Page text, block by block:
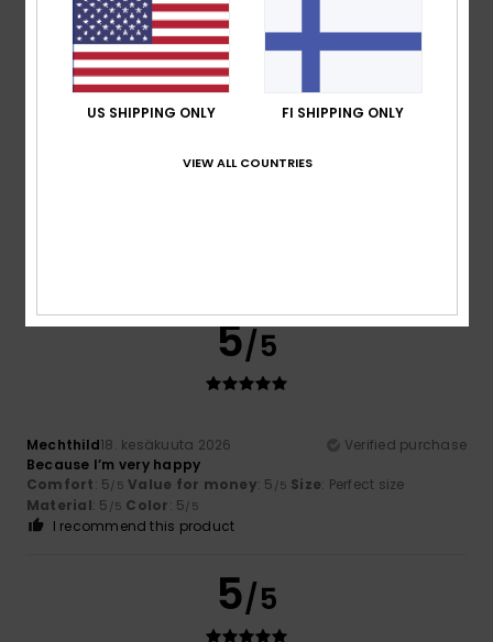
Material: 5/5 Color: 5/5
I recommend this product
4
5/5
Mechthild18. kesäkuuta 2026
Verified purchase
Because I’m very happy
Comfort: 5/5 Value for money: 5 /5 Size: Perfect size
Material: 5 /5 Color: 5/5
I recommend this product
5/5
US SHIPPING ONLY FI SHIPPING ONLY
VIEW ALL COUNTRIES